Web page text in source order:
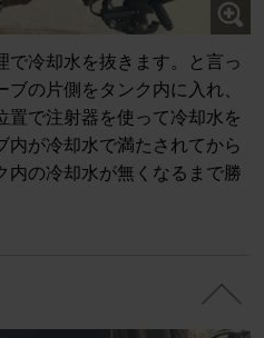
で冷却水を抜きます。と言っ
の片側をタンク内に入れ、
置で注射器を使って冷却水を
内が冷却水で満たされてから
内の冷却水が無くなるまで勝